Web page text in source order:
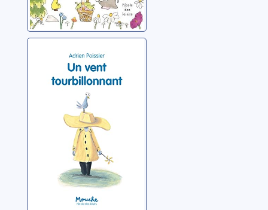
Un vent
tourbillonnant
Poissier, Adrien